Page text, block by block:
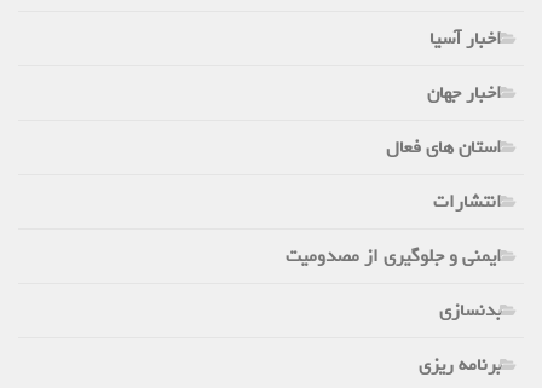
اخبار آسیا
اخبار جهان
استان های فعال
انتشارات
ایمنی و جلوگیری از مصدومیت
بدنسازی
برنامه ریزی